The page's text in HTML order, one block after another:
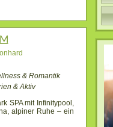
& Romantik
& Aktiv
SPA mit Infinitypool,
alpiner Ruhe – ein